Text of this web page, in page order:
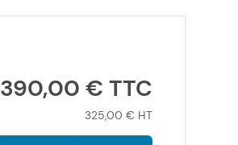
390,00 €
325,00 €